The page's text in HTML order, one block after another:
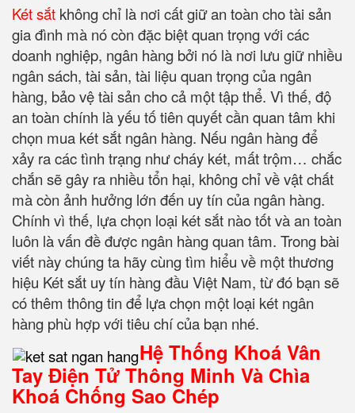
Két sắt không chỉ là nơi cất giữ an toàn cho tài sản
gia đình mà nó còn đặc biệt quan trọng với các
doanh nghiệp, ngân hàng bởi nó là nơi lưu giữ nhiều
ngân sách, tài sản, tài liệu quan trọng của ngân
hàng, bảo vệ tài sản cho cả một tập thể. Vì thế, độ
an toàn chính là yếu tố tiên quyết cần quan tâm khi
chọn mua két sắt ngân hàng. Nếu ngân hàng để
xảy ra các tình trạng như cháy két, mất trộm… chắc
chắn sẽ gây ra nhiều tổn hại, không chỉ về vật chất
mà còn ảnh hưởng lớn đến uy tín của ngân hàng.
Chính vì thế, lựa chọn loại két sắt nào tốt và an toàn
luôn là vấn đề được ngân hàng quan tâm. Trong bài
viết này chúng ta hãy cùng tìm hiểu về một thương
hiệu Két sắt uy tín hàng đầu Việt Nam, từ đó bạn sẽ
có thêm thông tin để lựa chọn một loại két ngân
hàng phù hợp với tiêu chí của bạn nhé.
Hệ Thống Khoá Vân
Tay Điện Tử Thông Minh Và Chìa
Khoá Chống Sao Chép